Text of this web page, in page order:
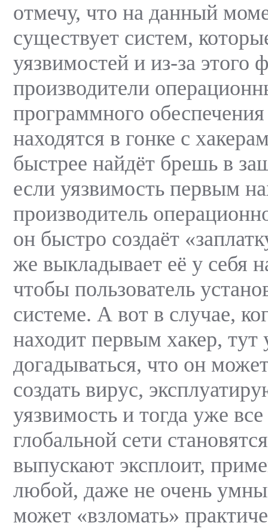
отмечу, что на данный
существует систем,
уязвимостей и из-за этого
производители
программного
находятся в гонке с
быстрее найдёт брешь в
если уязвимость первым
производитель
он быстро создаёт
же выкладывает её у себя
чтобы пользователь
системе. А вот в случае,
находит первым хакер,
догадываться, что он
создать вирус,
уязвимость и тогда уже
глобальной сети
выпускают эксплоит,
любой, даже не очень
может «взломать»